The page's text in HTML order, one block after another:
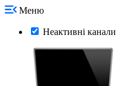
Меню
Неактивні канали